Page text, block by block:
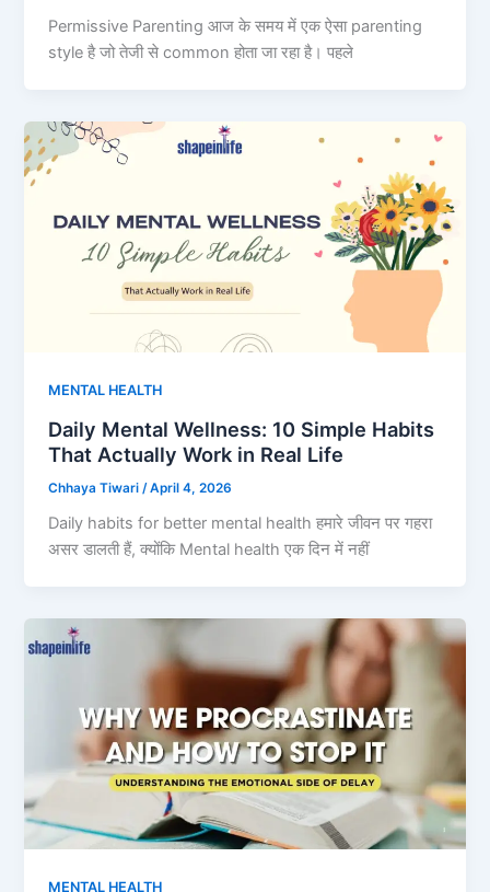
Permissive Parenting आज के समय में एक ऐसा parenting
style है जो तेजी से common होता जा रहा है। पहले
MENTAL HEALTH
Daily Mental Wellness: 10 Simple Habits
That Actually Work in Real Life
Chhaya Tiwari /April 4, 2026
Daily habits for better mental health हमारे जीवन पर गहरा
असर डालती हैं, क्योंकि Mental health एक दिन में नहीं
MENTAL HEALTH